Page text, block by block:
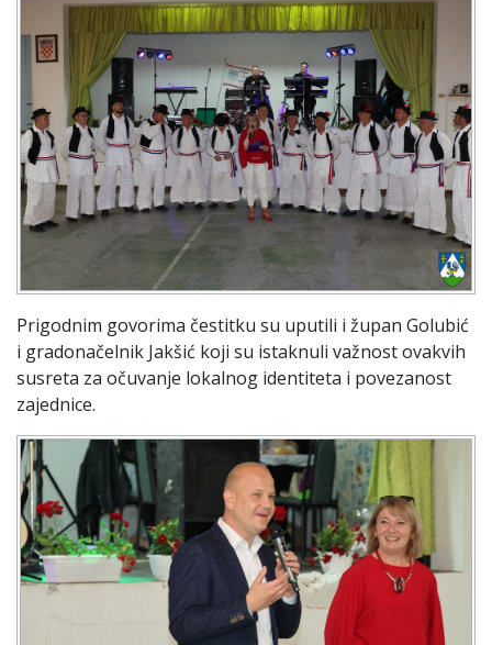
Prigodnim govorima čestitku su uputili i župan Golubić
i gradonačelnik Jakšić koji su istaknuli važnost ovakvih
susreta za očuvanje lokalnog identiteta i povezanost
zajednice.